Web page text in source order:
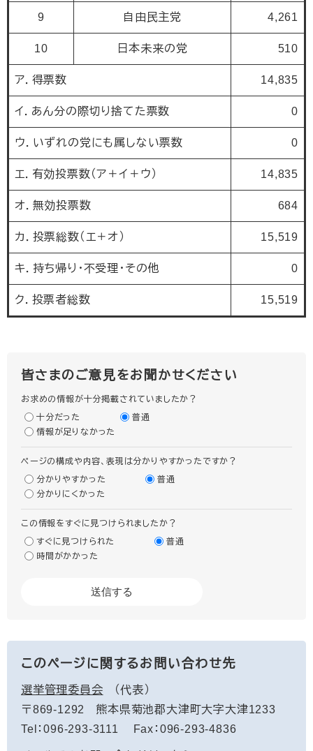
9 自由民主党 4,261
10 日本未来の党 510
ア．得票数 14,835
イ．あん分の際切り捨てた票数 0
ウ．いずれの党にも属しない票数 0
エ．有効投票数（ア＋イ＋ウ） 14,835
オ．無効投票数 684
カ．投票総数（エ＋オ） 15,519
キ．持ち帰り・不受理・その他 0
ク．投票者総数 15,519
皆さまのご意見をお聞かせください
お求めの情報が十分掲載されていましたか？
十分だった
普通
情報が足りなかった
ページの構成や内容、表現は分かりやすかったですか？
分かりやすかった
普通
分かりにくかった
この情報をすぐに見つけられましたか？
すぐに見つけられた
普通
時間がかかった
このページに関するお問い合わせ先
選挙管理委員会
代表
〒869-1292
熊本県菊池郡大津町大字大津1233
Tel：096-293-3111
Fax：096-293-4836